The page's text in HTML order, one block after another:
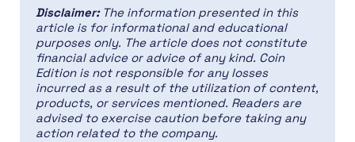
Disclaimer: The information presented in this
article is for informational and educational
purposes only. The article does not constitute
financial advice or advice of any kind. Coin
Edition is not responsible for any losses
incurred as a result of the utilization of content,
products, or services mentioned. Readers are
advised to exercise caution before taking any
action related to the company.